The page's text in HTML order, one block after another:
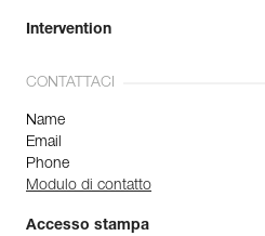
Intervention
CONTATTACI
Name
Email
Phone
Modulo di contatto
Accesso stampa